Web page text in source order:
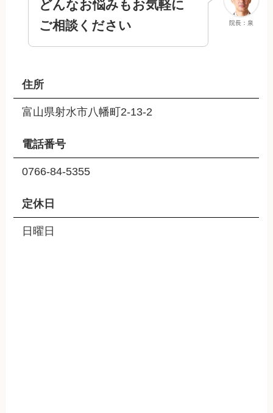
院長：泉
どんなお悩みもお気軽に
ご相談ください
住所
富山県射水市八幡町2-13-2
電話番号
0766-84-5355
定休日
日曜日